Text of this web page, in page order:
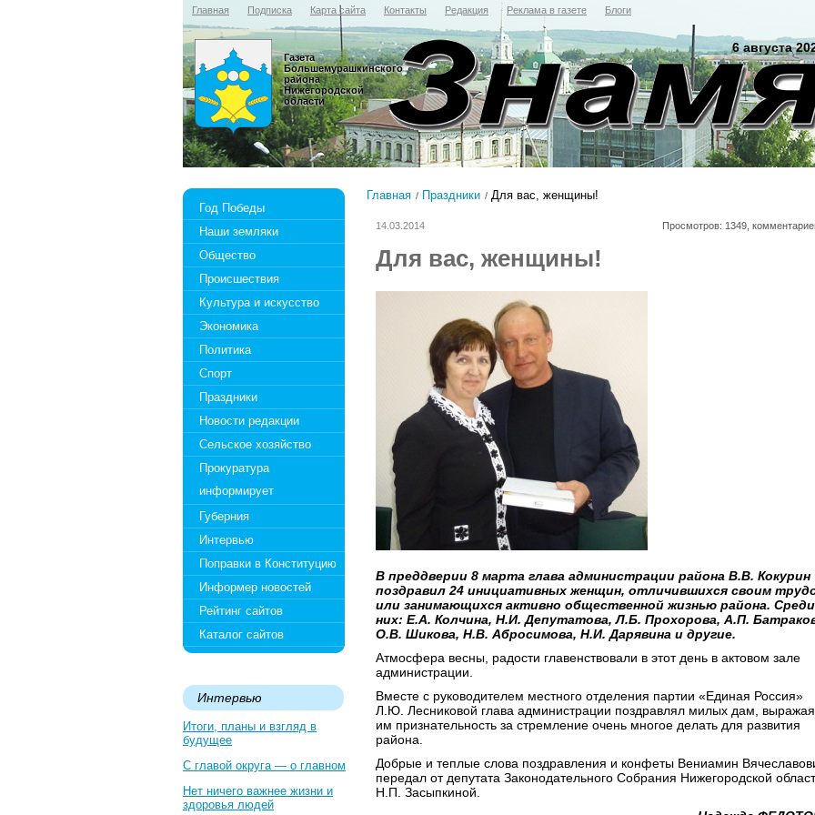
Главная Подписка Карта сайта Контакты Редакция Реклама в газете Блоги
6 августа
Газета
Большемурашкинского
района
Нижегородской
области
Год Победы
Наши земляки
Общество
Происшествия
Культура и искусство
Экономика
Политика
Спорт
Праздники
Новости редакции
Сельское хозяйство
Прокуратура
информирует
Губерния
Интервью
Поправки в Конституцию
Информер новостей
Рейтинг сайтов
Каталог сайтов
Интервью
Итоги, планы и взгляд в
будущее
С главой округа — о главном
Нет ничего важнее жизни и
здоровья людей
Главная Праздники Для вас, женщины!
14.03.2014 Просмотров: 1349,
Для вас, женщины!
В преддверии 8 марта глава администрации района В.В. Кокурин
поздравил 24 инициативных женщин, отличившихся своим
или занимающихся активно общественной жизнью района. Среди
них: Е.А. Колчина, Н.И. Депутатова, Л.Б. Прохорова, А.П.
О.В. Шикова, Н.В. Абросимова, Н.И. Дарявина и другие.
Атмосфера весны, радости главенствовали в этот день в актовом зале
администрации.
Вместе с руководителем местного отделения партии «Единая Россия»
Л.Ю. Лесниковой глава администрации поздравлял милых дам, выражая
им признательность за стремление очень многое делать для развития
района.
Добрые и теплые слова поздравления и конфеты Вениамин
передал от депутата Законодательного Собрания Нижегородской
Н.П. Засыпкиной.